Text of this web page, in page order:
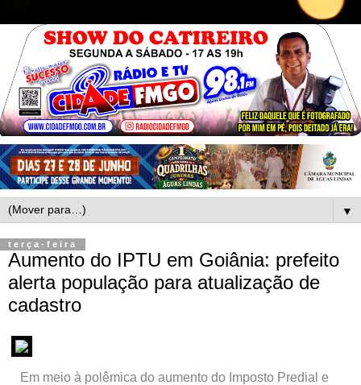
▼
terça-feira
Aumento do IPTU em Goiânia: prefeito
alerta população para atualização de
cadastro
Em meio à polêmica do aumento do Imposto Predial e